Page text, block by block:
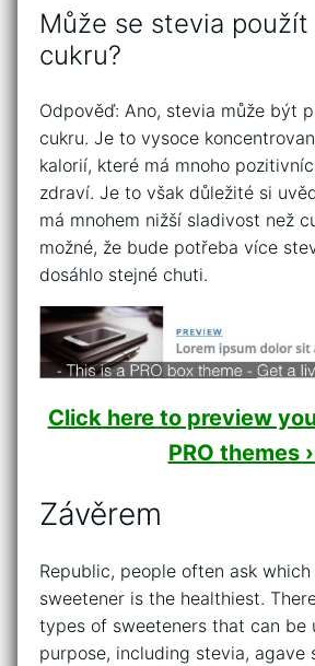
Může se stevia
cukru?
Odpověď: Ano, stevia může být
cukru. Je to vysoce
kalorií, které má mnoho
zdraví. Je to však důležité si
má mnohem nižší sladivost než
možné, že bude potřeba více
dosáhlo stejné chuti.
Click here to preview
PRO themes
Závěrem
Republic, people often ask
sweetener is the healthiest.
types of sweeteners that can be
purpose, including stevia, agave